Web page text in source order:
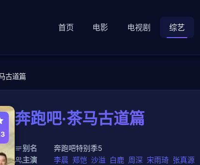
首页 电影 电视剧 综艺
古道篇
奔跑吧·茶马古道篇
别名
奔跑吧特别季5
主演
李晨 郑恺 沙溢 白鹿 周深 宋雨琦 张真源